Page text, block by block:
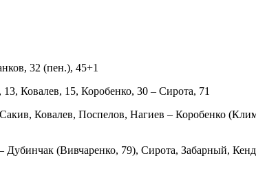
32 (пен.), 45+1
Ковалев, 15, Коробенко, 30 – Сирота, 71
Ковалев, Поспелов, Нагиев – Коробенко
(Вивчаренко, 79), Сирота, Забарный,